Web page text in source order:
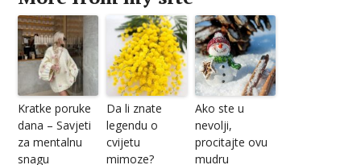
Kratke poruke
dana – Savjeti
za mentalnu
snagu
Da li znate
legendu o
cvijetu
mimoze?
Ako ste u
nevolji,
procitajte ovu
mudru